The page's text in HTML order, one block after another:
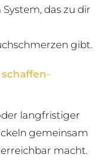
das zu dir
gibt.
langfristiger
gemeinsam
macht.